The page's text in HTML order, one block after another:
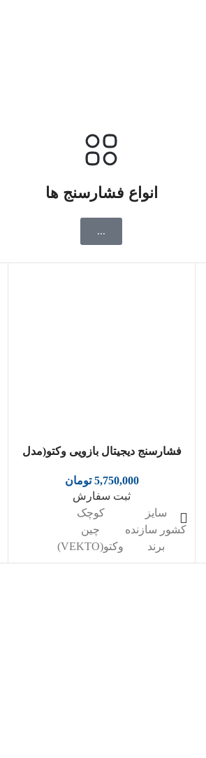
انواع فشارسنج ها
...
فشارسنج دیجیتال بازویی وکتو(مدل
5,750,000 تومان
ثبت سفارش
سایز
کوچک
کشور سازنده
چین
برند
وکتو(VEKTO)